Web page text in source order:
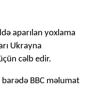
aparılan yoxlama
Ukrayna
cəlb edir.
BBC məlumat